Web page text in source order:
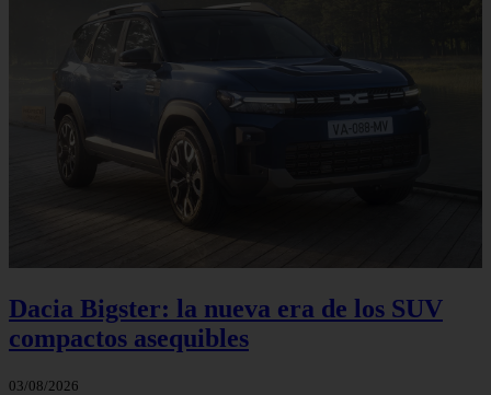
Dacia Bigster: la nueva era de los SUV
compactos asequibles
03/08/2026